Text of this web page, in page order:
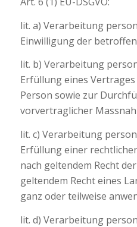
lit. a) Verarbeitung
Einwilligung der
lit. b) Verarbeitung
Erfüllung eines
Person sowie zur
vorvertraglicher
lit. c) Verarbeitung
Erfüllung einer
nach geltendem Recht
geltendem Recht eines
ganz oder teilweise
lit. d) Verarbeitung